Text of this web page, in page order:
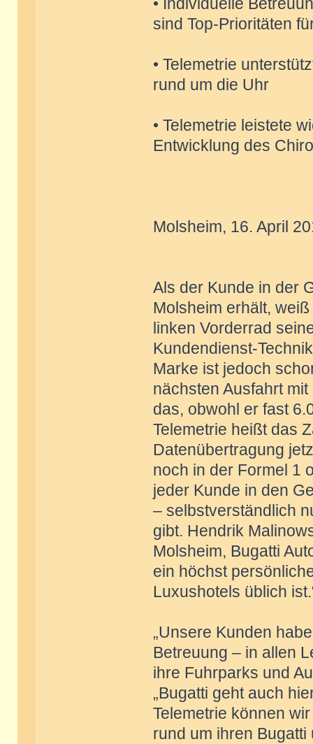
sind Top-Prioritäten
• Telemetrie
rund um die Uhr
• Telemetrie leistete
Entwicklung des
Molsheim, 16. April
Als der Kunde in der
Molsheim erhält,
linken Vorderrad
Kundendienst-
Marke ist jedoch
nächsten Ausfahrt
das, obwohl er fast
Telemetrie heißt das
Datenübertragung
noch in der Formel 1
jeder Kunde in den
– selbstverständlich
gibt. Hendrik
Molsheim, Bugatti
ein höchst
Luxushotels üblich
„Unsere Kunden
Betreuung – in allen
ihre Fuhrparks und
„Bugatti geht auch
Telemetrie können
rund um ihren